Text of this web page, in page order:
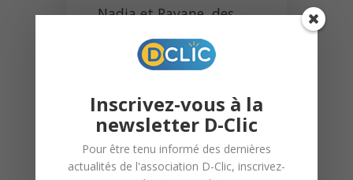
Nadia et Rayane, des
stands de
sensibilisationà
professionnelle.
J’ai aussi eu la chance
Inscrivez-vous à la
newsletter D-Clic
Pour être tenu informé des dernières
actualités de l'association D-Clic, inscrivez-